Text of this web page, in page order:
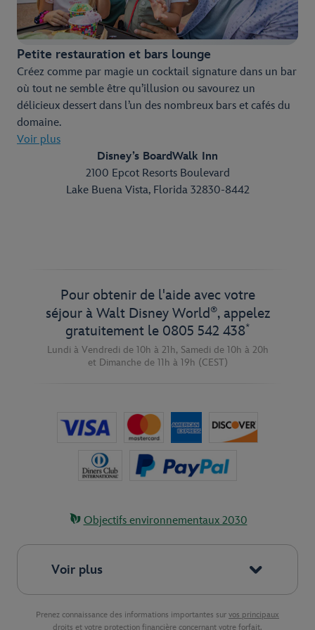
Petite restauration et bars lounge
Créez comme par magie un cocktail signature dans un bar
où tout ne semble être qu’illusion ou savourez un
délicieux dessert dans l’un des nombreux bars et cafés du
domaine.
Voir plus
Disney’s BoardWalk Inn
2100 Epcot Resorts Boulevard
Lake Buena Vista, Florida 32830-8442
Pour obtenir de l'aide avec votre
séjour à Walt Disney World ®, appelez
gratuitement le 0805 542 438*
Lundi à Vendredi de 10h à 21h, Samedi de 10h à 20h
et Dimanche de 11h à 19h (CEST)
Objectifs environnementaux 2030
Voir plus
Prenez connaissance des informations importantes sur vos principaux
droits et votre protection financière concernant votre forfait.